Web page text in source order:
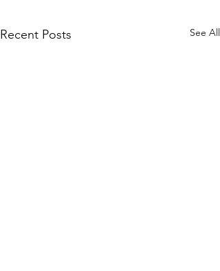
Recent Posts See All